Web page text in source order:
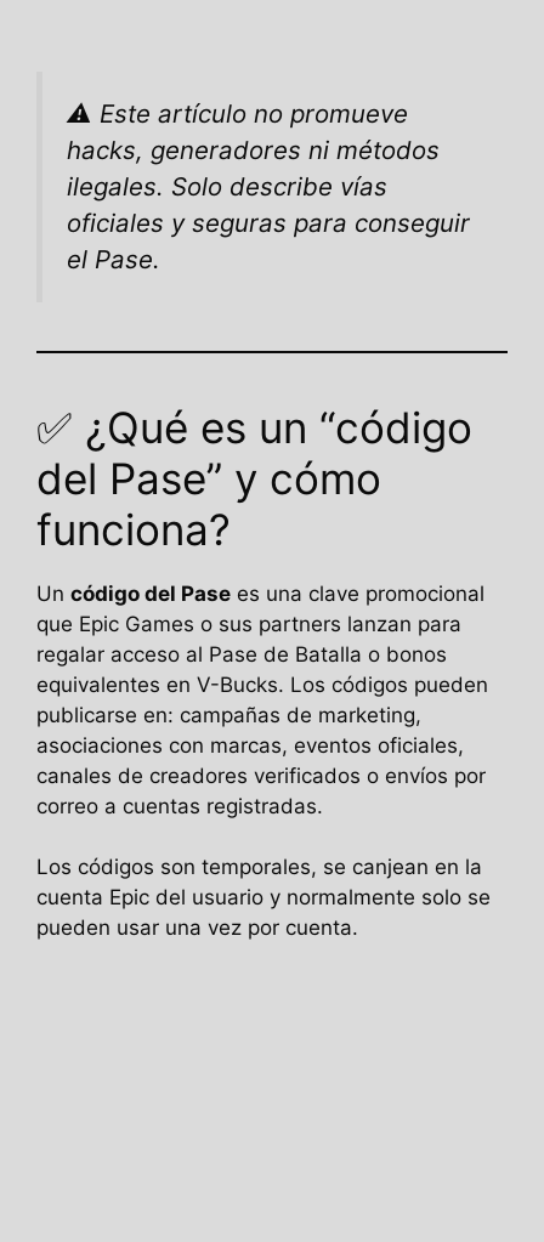
⚠️ Este artículo no promueve
hacks, generadores ni métodos
ilegales. Solo describe vías
oficiales y seguras para conseguir
el Pase.
✅ ¿Qué es un “código
del Pase” y cómo
funciona?
Un código del Pase es una clave promocional
que Epic Games o sus partners lanzan para
regalar acceso al Pase de Batalla o bonos
equivalentes en V-Bucks. Los códigos pueden
publicarse en: campañas de marketing,
asociaciones con marcas, eventos oficiales,
canales de creadores verificados o envíos por
correo a cuentas registradas.
Los códigos son temporales, se canjean en la
cuenta Epic del usuario y normalmente solo se
pueden usar una vez por cuenta.